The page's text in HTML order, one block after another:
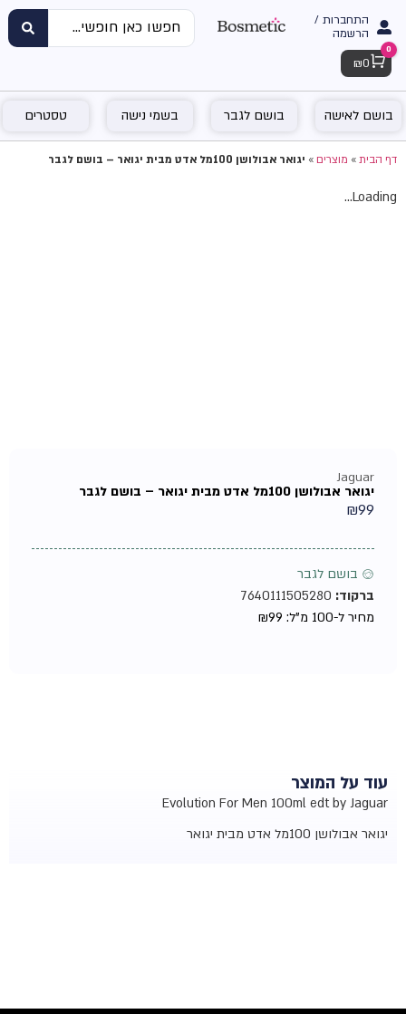
התחברות /
הרשמה
Cart
0
₪ 0
בושם לאישה בושם לגבר בשמי נישה טסטרים
דף הבית»מוצרים»יגואר אבולושן 100מל אדט מבית יגואר – בושם לגבר
Loading...
Jaguar
יגואר אבולושן 100מל אדט מבית יגואר – בושם לגבר
₪99
♂ בושם לגבר
ברקוד:7640111505280
מחיר ל-100 מ"ל:
₪99
עוד על המוצר
Evolution For Men 100ml edt by Jaguar
יגואר אבולושן 100מל אדט מבית יגואר